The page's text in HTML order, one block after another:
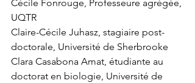
Cécile Fonrouge, Professeure agrégée,
UQTR
Claire-Cécile Juhasz, stagiaire post-
doctorale, Université de Sherbrooke
Clara Casabona Amat, étudiante au
doctorat en biologie, Université de